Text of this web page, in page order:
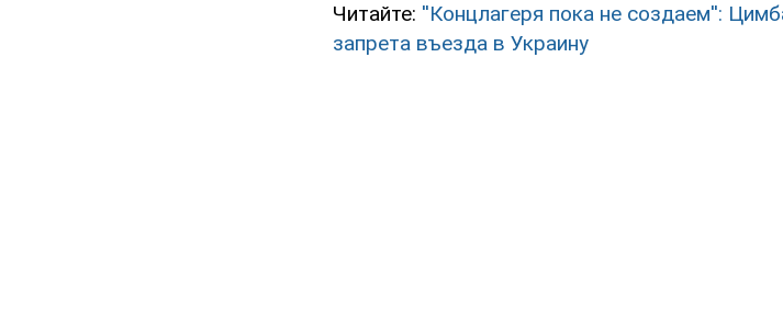
Читайте: ''Концлагеря пока не создаем'':
запрета въезда в Украину